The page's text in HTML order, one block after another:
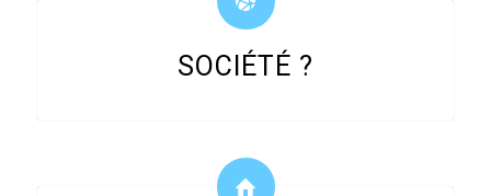
SOCIÉTÉ ?